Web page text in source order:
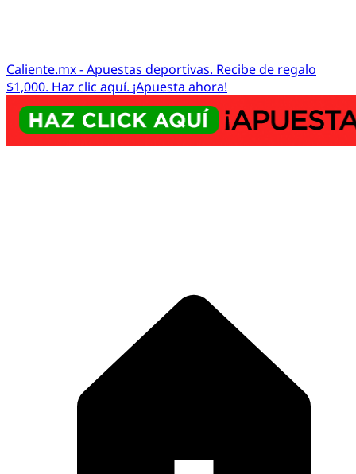
Caliente.mx - Apuestas deportivas. Recibe de regalo
$1,000. Haz clic aquí. ¡Apuesta ahora!